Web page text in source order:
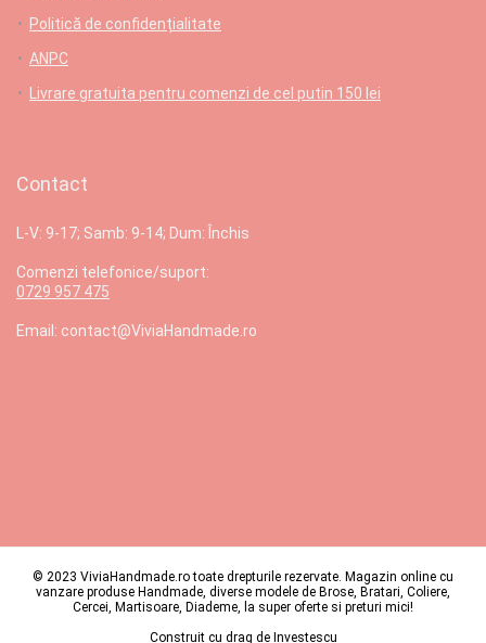
Politică de confidențialitate
ANPC
Livrare gratuita pentru comenzi de cel putin 150 lei
Contact
L-V: 9-17; Samb: 9-14; Dum: Închis
Comenzi telefonice/suport:
0729 957 475
Email: contact@ViviaHandmade.ro
© 2023 ViviaHandmade.ro toate drepturile rezervate. Magazin online cu
vanzare produse Handmade, diverse modele de Brose, Bratari, Coliere,
Cercei, Martisoare, Diademe, la super oferte si preturi mici!
Construit cu drag de Investescu